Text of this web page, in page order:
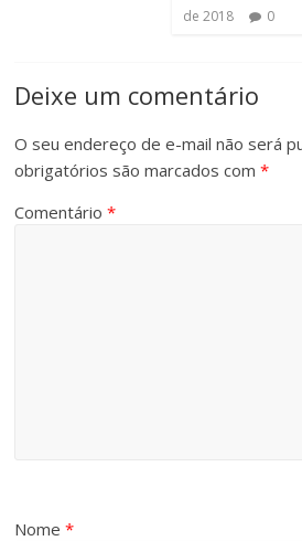
de 2018
0
Deixe um comentário
O seu endereço de e-mail não será
obrigatórios são marcados com*
Comentário*
Nome*